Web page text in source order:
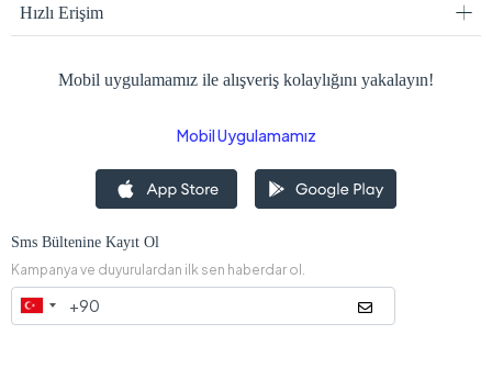
Hızlı Erişim
Mobil uygulamamız ile alışveriş kolaylığını yakalayın!
Mobil Uygulamamız
Sms Bültenine Kayıt Ol
Kampanya ve duyurulardan ilk sen haberdar ol.